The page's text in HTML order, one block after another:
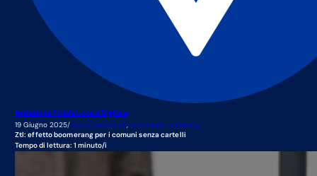
Redazione Polizia Locale Digitale
19 Giugno 2025/Approfondimenti, Tecnologie e Privacy
Ztl: effetto boomerang per i comuni senza cartelli
Tempo di lettura: 1 minuto/i